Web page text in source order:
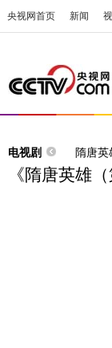
央视网首页 新闻
电视剧 隋唐英
《隋唐英雄